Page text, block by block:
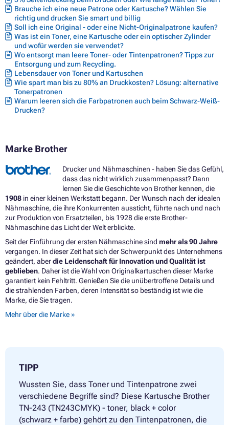
Brauche ich eine neue Patrone oder Kartusche? Wählen Sie
richtig und drucken Sie smart und billig
Soll ich eine Original - oder eine Nicht-Originalpatrone kaufen?
Was ist ein Toner, eine Kartusche oder ein optischer Zylinder
und wofür werden sie verwendet?
Wo entsorgt man leere Toner- oder Tintenpatronen? Tipps zur
Entsorgung und zum Recycling.
Lebensdauer von Toner und Kartuschen
Wie spart man bis zu 80% an Druckkosten? Lösung: alternative
Tonerpatronen
Warum leeren sich die Farbpatronen auch beim Schwarz-Weiß-
Drucken?
Marke Brother
Drucker und Nähmaschinen - haben Sie das Gefühl,
dass das nicht wirklich zusammenpasst? Dann
lernen Sie die Geschichte von Brother kennen, die
1908 in einer kleinen Werkstatt begann. Der Wunsch nach der idealen
Nähmaschine, die ihre Konkurrenten aussticht, führte nach und nach
zur Produktion von Ersatzteilen, bis 1928 die erste Brother-
Nähmaschine das Licht der Welt erblickte.
Seit der Einführung der ersten Nähmaschine sind mehr als 90 Jahre
vergangen. In dieser Zeit hat sich der Schwerpunkt des Unternehmens
geändert, aberdie Leidenschaft für Innovation und Qualität ist
geblieben. Daher ist die Wahl von Originalkartuschen dieser Marke
garantiert kein Fehltritt. Genießen Sie die unübertroffene Details und
die strahlenden Farben, deren Intensität so beständig ist wie die
Marke, die Sie tragen.
Mehr über die Marke »
TIPP
Wussten Sie, dass Toner und Tintenpatrone zwei
verschiedene Begriffe sind? Diese Kartusche Brother
TN-243 (TN243CMYK) - toner, black + color
(schwarz + farbe) gehört zu den Tintenpatronen, die